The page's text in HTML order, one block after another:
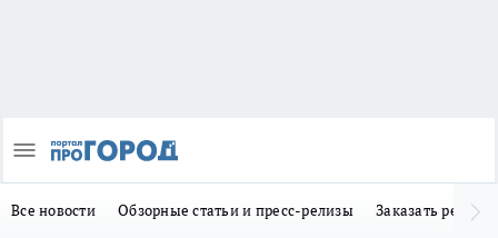
Все новости Обзорные статьи и пресс-релизы Заказать